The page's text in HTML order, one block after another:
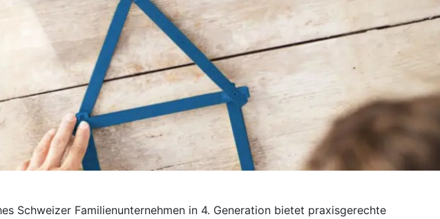
Schweizer Familienunternehmen in 4. Generation bietet praxisgerechte